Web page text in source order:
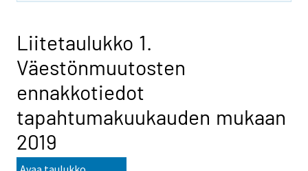
Liitetaulukko 1.
Väestönmuutosten
ennakkotiedot
tapahtumakuukauden mukaan
2019